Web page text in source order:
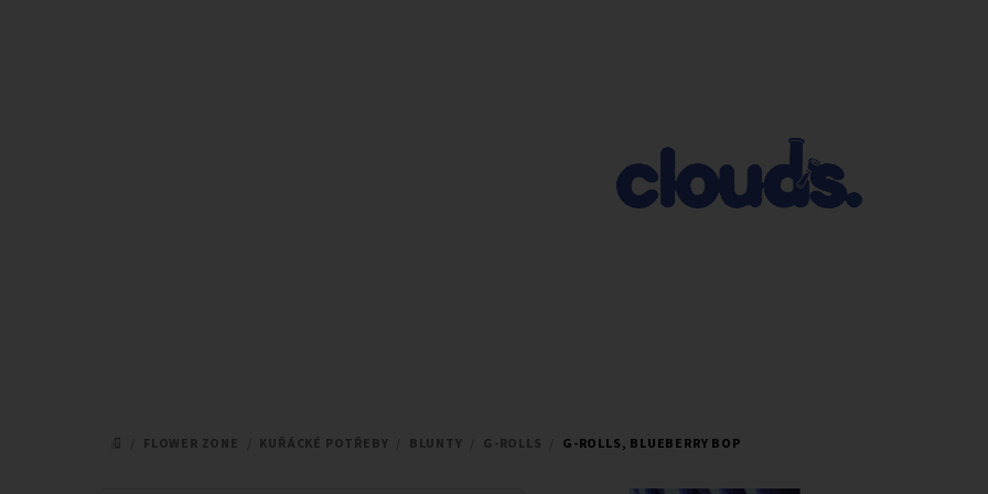
DOMŮFLOWER ZONE KUŘÁCKÉ POTŘEBY BLUNTY G-ROLLS G-ROLLS, BLUEBERRY BOP